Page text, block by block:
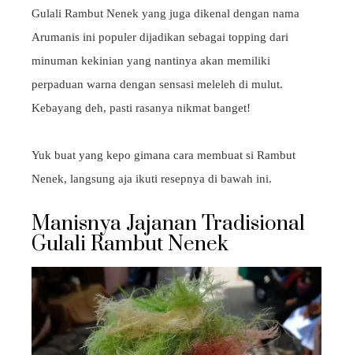
Gulali Rambut Nenek yang juga dikenal dengan nama
Arumanis ini populer dijadikan sebagai topping dari
minuman kekinian yang nantinya akan memiliki
perpaduan warna dengan sensasi meleleh di mulut.
Kebayang deh, pasti rasanya nikmat banget!
Yuk buat yang kepo gimana cara membuat si Rambut
Nenek, langsung aja ikuti resepnya di bawah ini.
Manisnya Jajanan Tradisional
Gulali Rambut Nenek